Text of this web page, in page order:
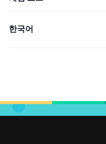
한국어